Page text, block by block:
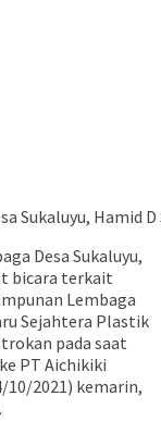
Sukaluyu, Hamid D
Desa Sukaluyu,
bicara terkait
Lembaga
Sejahtera Plastik
pada saat
PT Aichikiki
10/2021) kemarin,